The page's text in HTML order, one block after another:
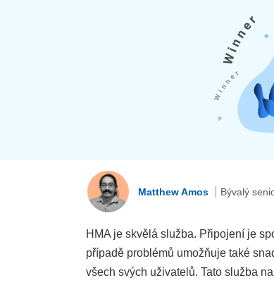
Matthew Amos Bývalý
HMA je skvělá služba. Připojení je
případě problémů umožňuje také
všech svých uživatelů. Tato služba